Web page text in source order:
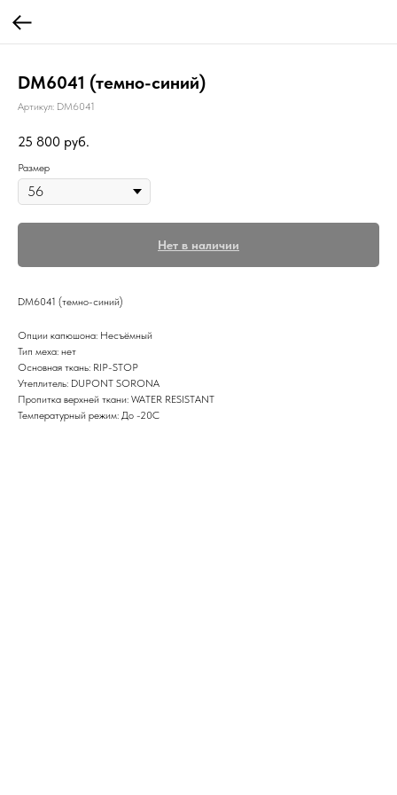
DM6041 (темно-синий)
Артикул: DM6041
25 800 руб.
Размер
Нет в наличии
DM6041 (темно-синий)
Опции капюшона: Несъёмный
Тип меха: нет
Основная ткань: RIP-STOP
Утеплитель: DUPONT SORONA
Пропитка верхней ткани: WATER RESISTANT
Температурный режим: До -20С